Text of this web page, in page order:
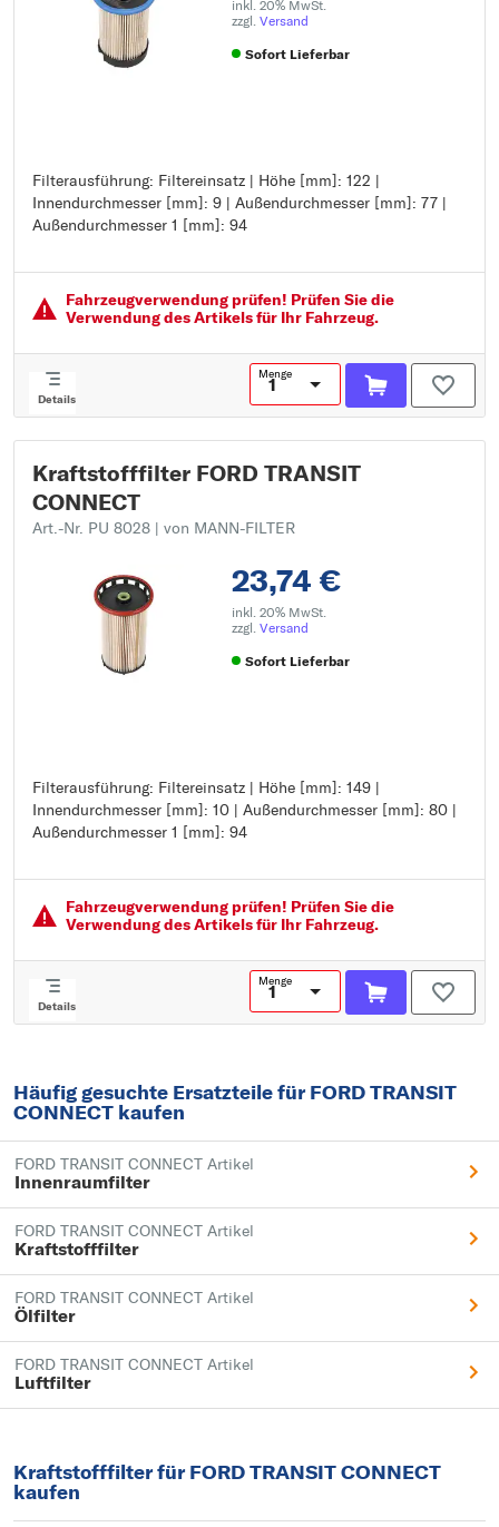
inkl. 20% MwSt.
zzgl. Versand
Sofort Lieferbar
Filterausführung: Filtereinsatz | Höhe [mm]: 122 |
Innendurchmesser [mm]: 9 | Außendurchmesser [mm]: 77 |
Außendurchmesser 1 [mm]: 94
Filterausführung: Filtereinsatz
Höhe [mm]: 122
Innendurchmesser [mm]: 9
Außendurchmesser 1 [mm]: 94
Fahrzeugver­wendung prüfen! Prüfen Sie die
Verwendung des Artikels für Ihr Fahrzeug.
Details
Menge
Kraftstofffilter FORD TRANSIT
CONNECT
Art.-Nr. PU 8028 | von MANN-FILTER
23,74 €
inkl. 20% MwSt.
zzgl. Versand
Sofort Lieferbar
Filterausführung: Filtereinsatz | Höhe [mm]: 149 |
Innendurchmesser [mm]: 10 | Außendurchmesser [mm]: 80 |
Außendurchmesser 1 [mm]: 94
Filterausführung: Filtereinsatz
Höhe [mm]: 149
Innendurchmesser [mm]: 10
Außendurchmesser 1 [mm]: 94
Fahrzeugver­wendung prüfen! Prüfen Sie die
Verwendung des Artikels für Ihr Fahrzeug.
Details
Menge
Häufig gesuchte Ersatzteile für FORD TRANSIT
CONNECT kaufen
FORD TRANSIT CONNECT Artikel
Innenraumfilter
FORD TRANSIT CONNECT Artikel
Kraftstofffilter
FORD TRANSIT CONNECT Artikel
Ölfilter
FORD TRANSIT CONNECT Artikel
Luftfilter
Kraftstofffilter für FORD TRANSIT CONNECT
kaufen